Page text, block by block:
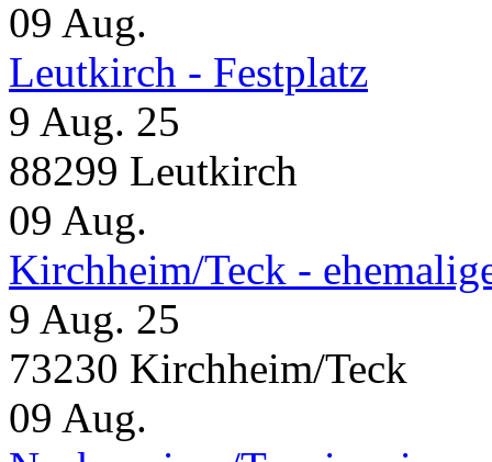
09 Aug.
Leutkirch - Festplatz
9 Aug. 25
88299 Leutkirch
09 Aug.
Kirchheim/Teck -
9 Aug. 25
73230 Kirchheim/Teck
09 Aug.